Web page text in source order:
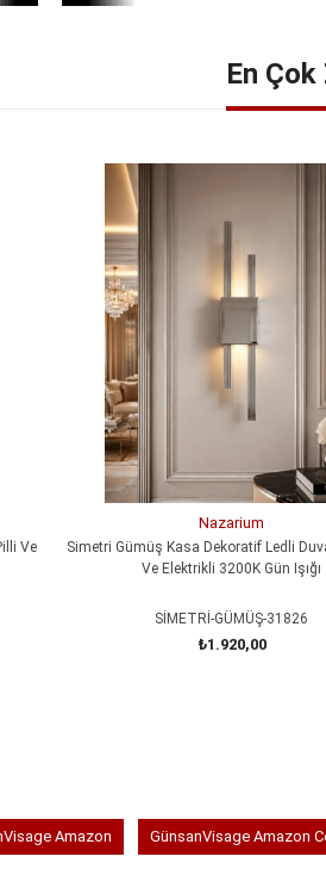
En
Ve
Nazarium
Simetri Gümüş Kasa Dekoratif Ledli
Ve Elektrikli 3200K Gün Işığı
SİMETRİ-GÜMÜŞ-31826
₺1.920,00
Amazon GünsanVisage Amazon